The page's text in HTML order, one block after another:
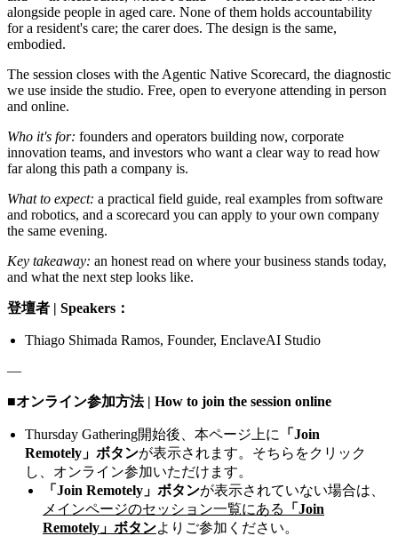
alongside people in aged care. None of them holds accountability
for a resident's care; the carer does. The design is the same,
embodied.
The session closes with the Agentic Native Scorecard, the diagnostic
we use inside the studio. Free, open to everyone attending in person
and online.
Who it's for: founders and operators building now, corporate
innovation teams, and investors who want a clear way to read how
far along this path a company is.
What to expect: a practical field guide, real examples from software
and robotics, and a scorecard you can apply to your own company
the same evening.
Key takeaway: an honest read on where your business stands today,
and what the next step looks like.
登壇者 | Speakers：
Thiago Shimada Ramos, Founder, EnclaveAI Studio
—
■オンライン参加方法 | How to join the session online
Thursday Gathering開始後、本ページ上に
「Join
Remotely」ボタンが表示されます。そちらをクリック
し、オンライン参加いただけます。
「Join Remotely」ボタンが表示されていない場合は、
メインページのセッション一覧にある
「Join
Remotely」ボタンよりご参加ください。